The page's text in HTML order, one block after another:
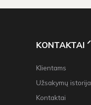
KONTAKTAI
Klientams
Užsakymų istorija
Kontaktai